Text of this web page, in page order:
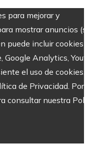
para mejorar y
mostrar anuncios
puede incluir cookies
Google Analytics,
el uso de cookies.
de Privacidad. Por
consultar nuestra